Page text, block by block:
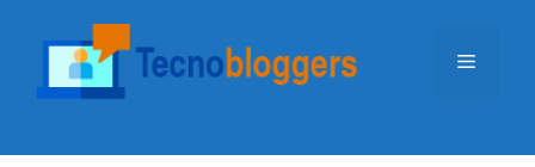
contenido
Menú